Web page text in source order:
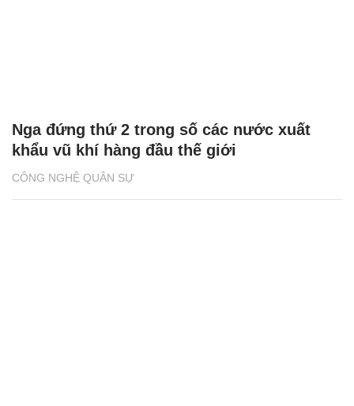
CÔNG NGHỆ QUÂN SỰ
Nga đứng thứ 2 trong số các nước xuất
khẩu vũ khí hàng đầu thế giới